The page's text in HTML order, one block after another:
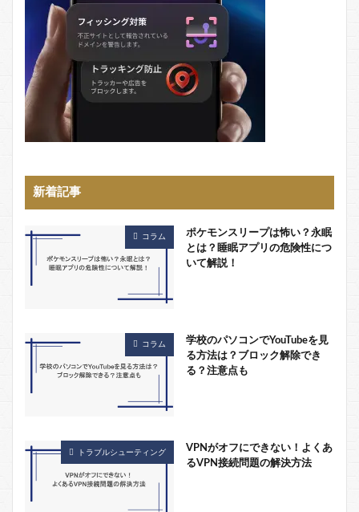
新着記事
コラム
ポケモンスリープは怖い？永眠
とは？睡眠アプリの危険性につ
いて解説！
コラム
学校のパソコンでYouTubeを見
る方法は？ブロック解除でき
る？注意点も
トラブルシューティング
VPNがオフにできない！よくあ
るVPN接続問題の解決方法